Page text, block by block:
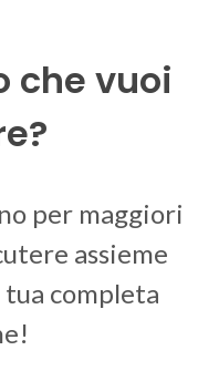
che vuoi
per maggiori
assieme
tua completa